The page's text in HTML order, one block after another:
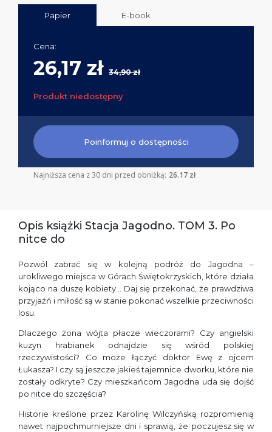
Papier E-book
Cena:
26,17 zł 34,90 zł
Produkt niedostępny
Poinformuj o dostępności
Najniższa cena z 30 dni przed obniżką: 26.17 zł
Opis książki Stacja Jagodno. TOM 3. Po
nitce do
Pozwól zabrać się w kolejną podróż do Jagodna –
urokliwego miejsca w Górach Świętokrzyskich, które działa
kojąco na duszę kobiety… Daj się przekonać, że prawdziwa
przyjaźń i miłość są w stanie pokonać wszelkie przeciwności
losu.
Dlaczego żona wójta płacze wieczorami? Czy angielski
kuzyn hrabianek odnajdzie się wśród polskiej
rzeczywistości? Co może łączyć doktor Ewę z ojcem
Łukasza? I czy są jeszcze jakieś tajemnice dworku, które nie
zostały odkryte? Czy mieszkańcom Jagodna uda się dojść
po nitce do szczęścia?
Historie kreślone przez Karolinę Wilczyńską rozpromienią
nawet najpochmurniejsze dni i sprawią, że poczujesz się w